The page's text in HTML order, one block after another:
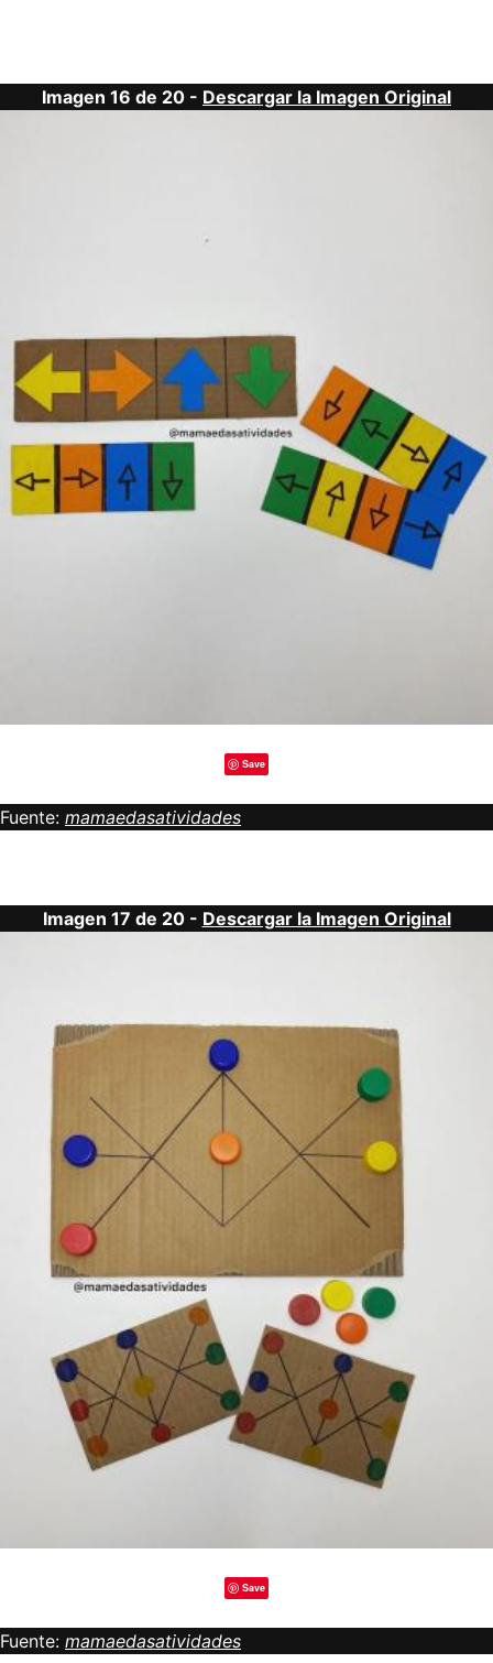
Imagen 16 de 20 - Descargar la Imagen Original
Save
Fuente: mamaedasatividades
Imagen 17 de 20 - Descargar la Imagen Original
Save
Fuente: mamaedasatividades